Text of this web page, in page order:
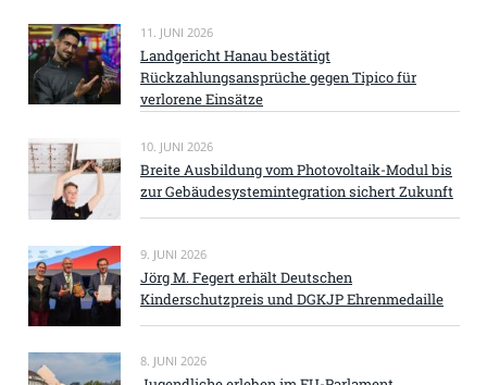
11. JUNI 2026
Landgericht Hanau bestätigt
Rückzahlungsansprüche gegen Tipico für
verlorene Einsätze
10. JUNI 2026
Breite Ausbildung vom Photovoltaik-Modul bis
zur Gebäudesystemintegration sichert Zukunft
9. JUNI 2026
Jörg M. Fegert erhält Deutschen
Kinderschutzpreis und DGKJP Ehrenmedaille
8. JUNI 2026